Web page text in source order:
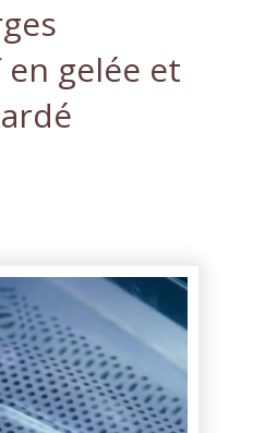
gelée et